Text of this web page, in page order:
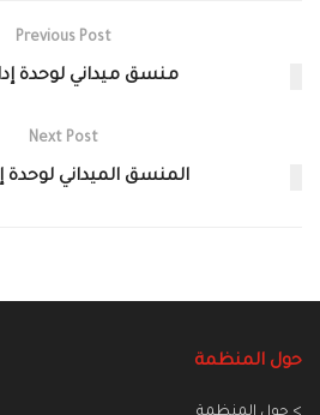
Previous Post
منسق ميداني لوحدة
Next Post
المنسق الميداني لوحدة
حول المنظمة